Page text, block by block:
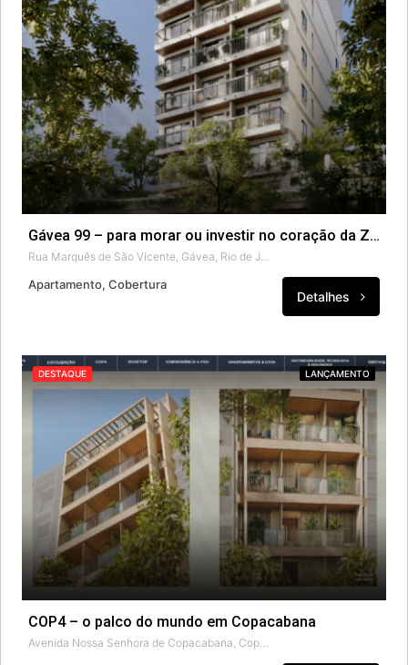
Gávea 99 – para morar ou investir no coração da Zona Sul
Rua Marquês de São Vicente, Gávea, Rio de Janeiro, Região Geográfica Imediata do Rio de Janeiro, Região Metropolitana do Rio de Janeiro, Região Geográfica Intermediária do Rio de Janeiro, Rio de Janeiro, Região Sudeste, 22451-140, Brasil
Apartamento, Cobertura
Detalhes
DESTAQUE LANÇAMENTO
COP4 – o palco do mundo em Copacabana